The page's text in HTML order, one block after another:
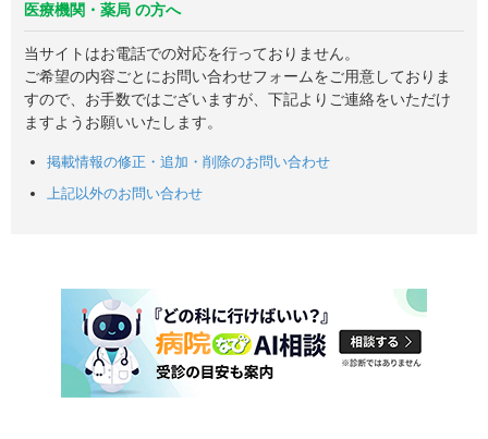
医療機関・薬局 の方へ
当サイトはお電話での対応を行っておりません。
ご希望の内容ごとにお問い合わせフォームをご用意しておりま
すので、お手数ではございますが、下記よりご連絡をいただけ
ますようお願いいたします。
掲載情報の修正・追加・削除のお問い合わせ
上記以外のお問い合わせ